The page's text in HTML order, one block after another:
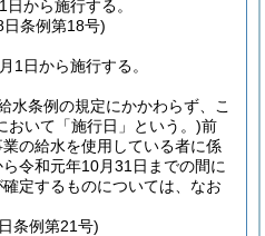
から施行する。
日条例第18号)
1日から施行する。
水条例の規定にかかわらず、こ
おいて「施行日」という。)前
の給水を使用している者に係
令和元年10月31日までの間に
定するものについては、なお
条例第21号)